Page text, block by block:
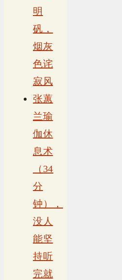
明
矾，
烟灰
色诧
寂风
张蕙
兰瑜
伽休
息术
（34
分
钟），
没人
能坚
持听
完就